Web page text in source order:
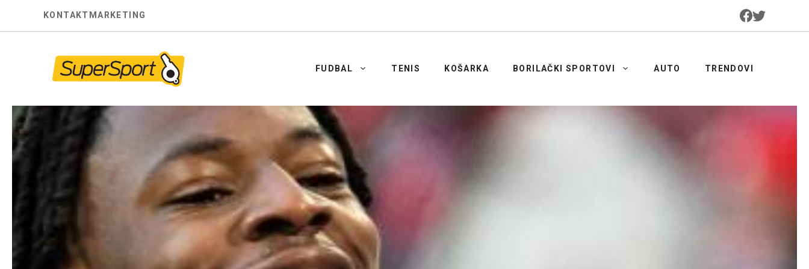
KONTAKT MARKETING
FUDBAL TENIS KOŠARKA BORILAČKI SPORTOVI AUTO TRENDOVI